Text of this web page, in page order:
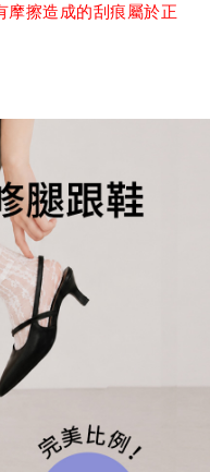
摩擦造成的刮痕屬於正